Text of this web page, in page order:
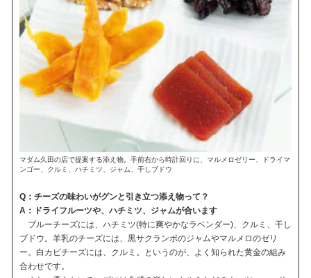
マダム久田の店で提案する添え物。手前右から時計回りに、マルメロゼリー、ドライマ
ンゴー、クルミ、ハチミツ、ジャム、干しブドウ
Q：チーズの味わいがグンと引き立つ添え物って？
A：ドライフルーツや、ハチミツ、ジャムが合います
ブルーチーズには、ハチミツ(特に爽やかなラベンダー)、クルミ、干し
ブドウ。羊乳のチーズには、黒サクランボのジャムやマルメロのゼリ
ー。白カビチーズには、クルミ。というのが、よく知られた黄金の組み
合わせです。